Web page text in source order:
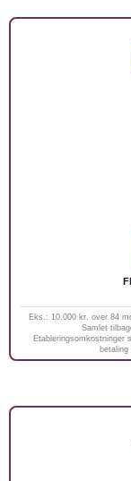
Eks.: 10.000 kr. over 84
Samlet
Etableringsomkostninger